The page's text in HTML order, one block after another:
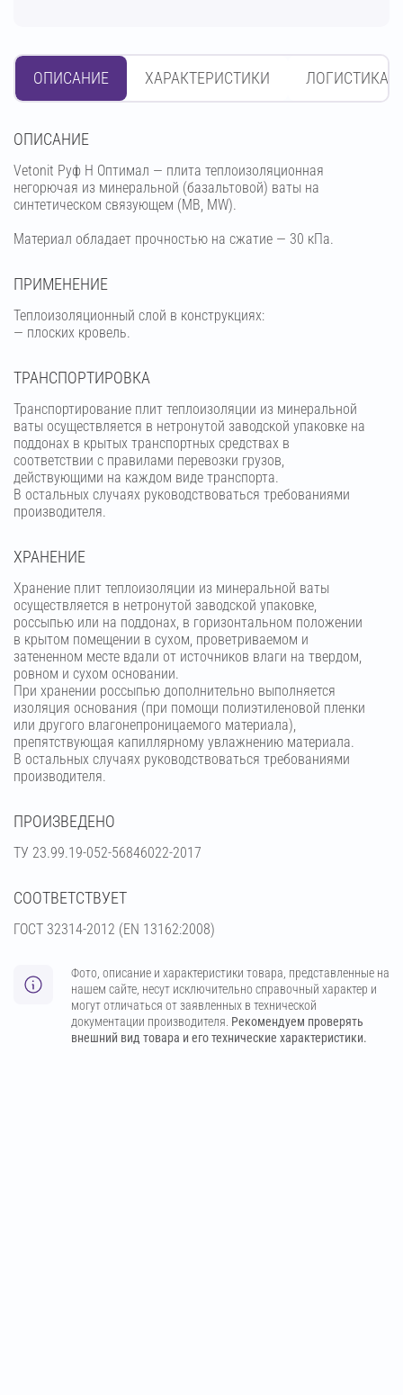
ОПИСАНИЕ ХАРАКТЕРИСТИКИ ЛОГИСТИКА
OПИСАНИЕ
Vetonit Руф Н Оптимал — плита теплоизоляционная
негорючая из минеральной (базальтовой) ваты на
синтетическом связующем (МВ, MW).
Материал обладает прочностью на сжатие — 30 кПа.
ПРИМЕНЕНИЕ
Теплоизоляционный слой в конструкциях:
— плоских кровель.
ТРАНСПОРТИРОВКА
Транспортирование плит теплоизоляции из минеральной
ваты осуществляется в нетронутой заводской упаковке на
поддонах в крытых транспортных средствах в
соответствии с правилами перевозки грузов,
действующими на каждом виде транспорта.
В остальных случаях руководствоваться требованиями
производителя.
ХРАНЕНИЕ
Хранение плит теплоизоляции из минеральной ваты
осуществляется в нетронутой заводской упаковке,
россыпью или на поддонах, в горизонтальном положении
в крытом помещении в сухом, проветриваемом и
затененном месте вдали от источников влаги на твердом,
ровном и сухом основании.
При хранении россыпью дополнительно выполняется
изоляция основания (при помощи полиэтиленовой пленки
или другого влагонепроницаемого материала),
препятствующая капиллярному увлажнению материала.
В остальных случаях руководствоваться требованиями
производителя.
ПРОИЗВЕДЕНО
ТУ 23.99.19-052-56846022-2017
СООТВЕТСТВУЕТ
ГОСТ 32314-2012 (ЕN 13162:2008)
Фото, описание и характеристики товара, представленные на
нашем сайте, несут исключительно справочный характер и
могут отличаться от заявленных в технической
документации производителя. Рекомендуем проверять
внешний вид товара и его технические характеристики.